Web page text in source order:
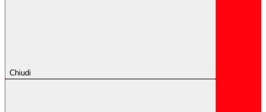
Chiudi